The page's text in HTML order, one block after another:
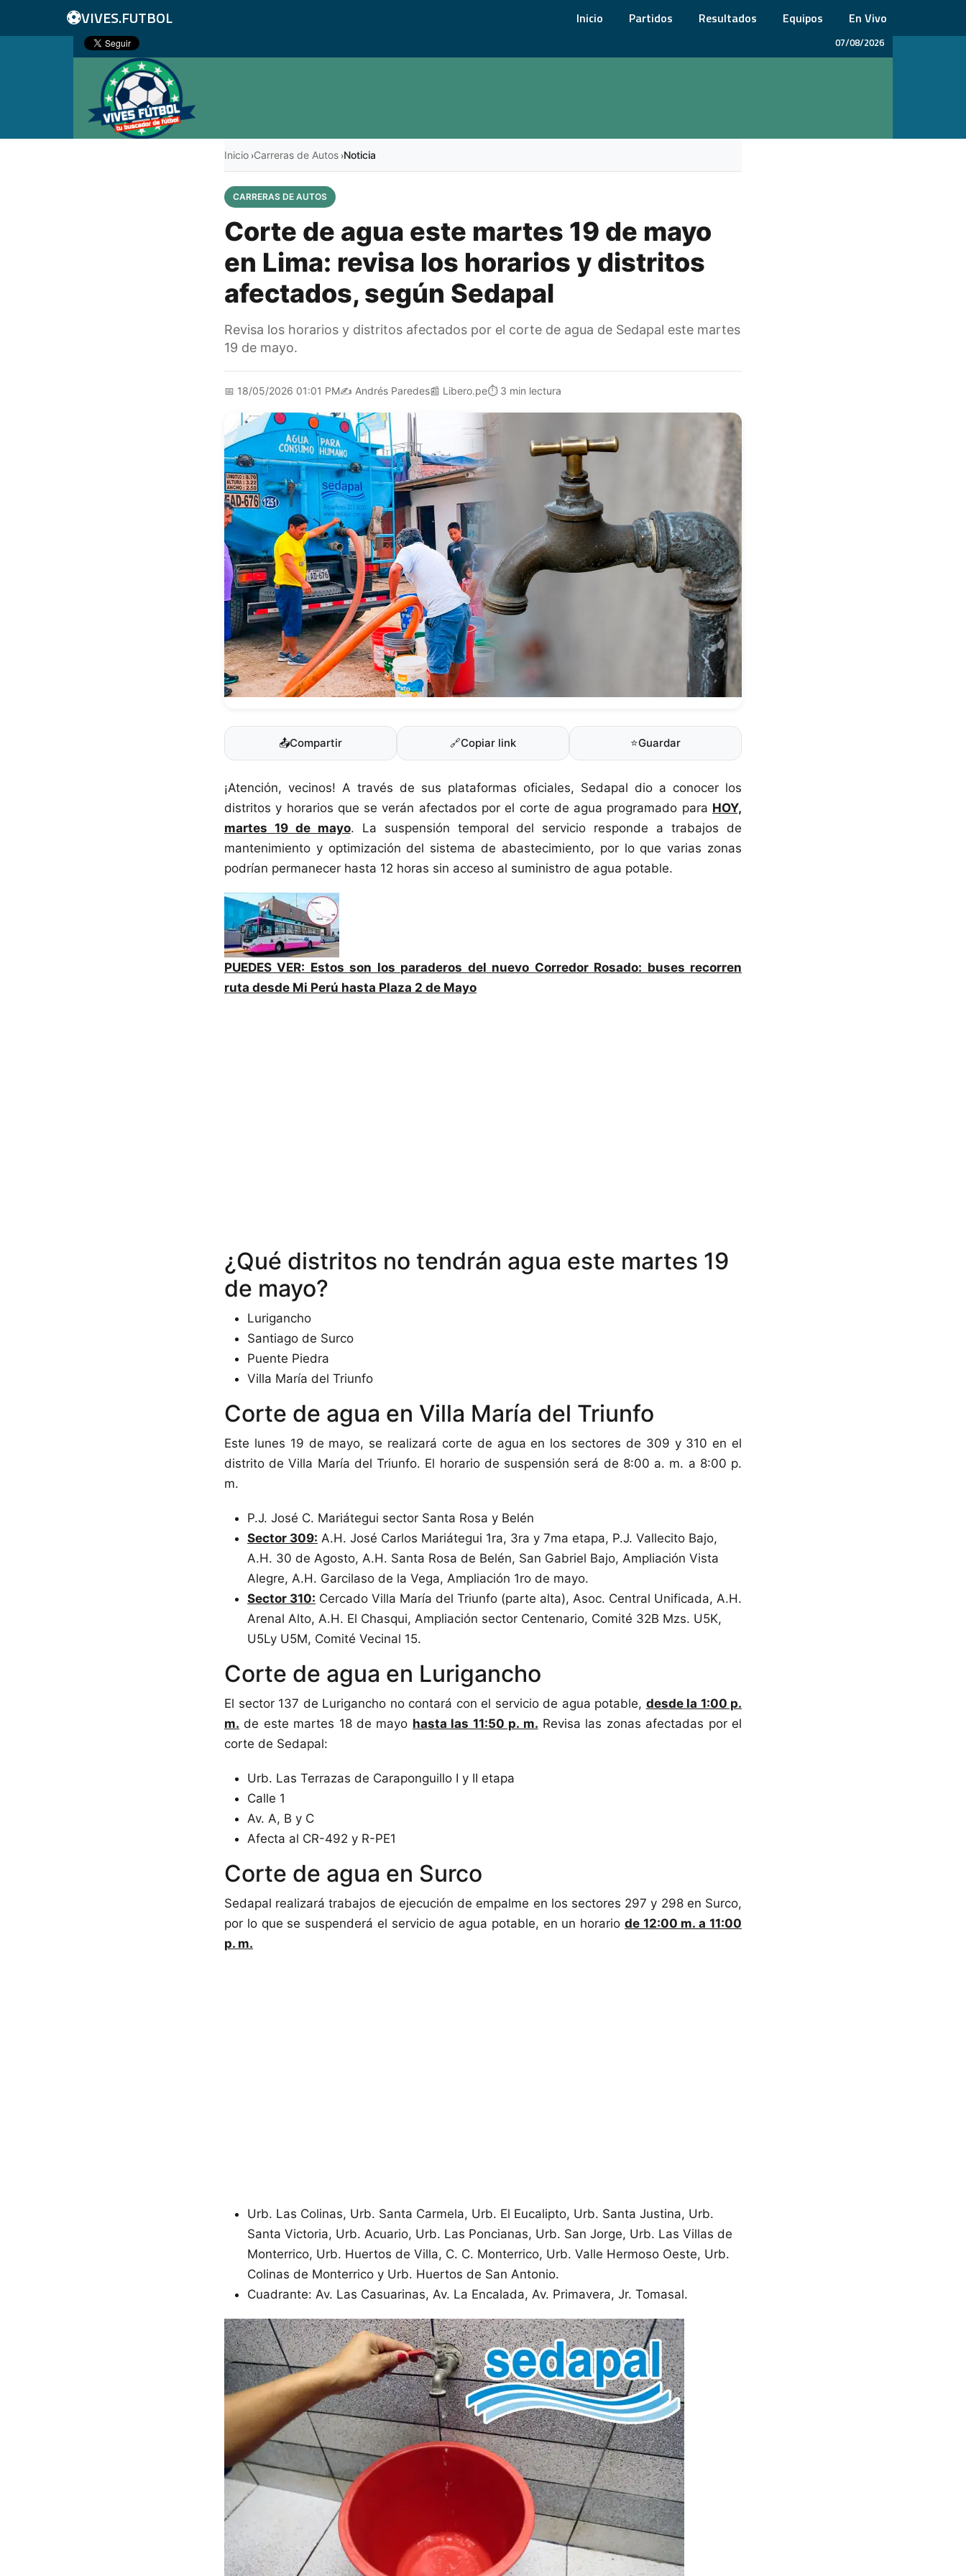
⚽VIVES.FUTBOL Inicio Partidos Resultados Equipos En Vivo
07/08/2026
Inicio ›Carreras de Autos ›Noticia
CARRERAS DE AUTOS
Corte de agua este martes 19 de mayo
en Lima: revisa los horarios y distritos
afectados, según Sedapal
Revisa los horarios y distritos afectados por el corte de agua de Sedapal este martes
19 de mayo.
📅 18/05/2026 01:01 PM✍️ Andrés Paredes📰 Libero.pe⏱️ 3 min lectura
📤Compartir 🔗Copiar link ⭐Guardar
¡Atención, vecinos! A través de sus plataformas oficiales, Sedapal dio a conocer los
distritos y horarios que se verán afectados por el corte de agua programado para HOY,
martes 19 de mayo. La suspensión temporal del servicio responde a trabajos de
mantenimiento y optimización del sistema de abastecimiento, por lo que varias zonas
podrían permanecer hasta 12 horas sin acceso al suministro de agua potable.
PUEDES VER: Estos son los paraderos del nuevo Corredor Rosado: buses recorren
ruta desde Mi Perú hasta Plaza 2 de Mayo
¿Qué distritos no tendrán agua este martes 19
de mayo?
Lurigancho
Santiago de Surco
Puente Piedra
Villa María del Triunfo
Corte de agua en Villa María del Triunfo
Este lunes 19 de mayo, se realizará corte de agua en los sectores de 309 y 310 en el
distrito de Villa María del Triunfo. El horario de suspensión será de 8:00 a. m. a 8:00 p.
m.
P.J. José C. Mariátegui sector Santa Rosa y Belén
Sector 309: A.H. José Carlos Mariátegui 1ra, 3ra y 7ma etapa, P.J. Vallecito Bajo,
A.H. 30 de Agosto, A.H. Santa Rosa de Belén, San Gabriel Bajo, Ampliación Vista
Alegre, A.H. Garcilaso de la Vega, Ampliación 1ro de mayo.
Sector 310: Cercado Villa María del Triunfo (parte alta), Asoc. Central Unificada, A.H.
Arenal Alto, A.H. El Chasqui, Ampliación sector Centenario, Comité 32B Mzs. U5K,
U5Ly U5M, Comité Vecinal 15.
Corte de agua en Lurigancho
El sector 137 de Lurigancho no contará con el servicio de agua potable, desde la 1:00 p.
m. de este martes 18 de mayo hasta las 11:50 p. m. Revisa las zonas afectadas por el
corte de Sedapal:
Urb. Las Terrazas de Caraponguillo I y II etapa
Calle 1
Av. A, B y C
Afecta al CR-492 y R-PE1
Corte de agua en Surco
Sedapal realizará trabajos de ejecución de empalme en los sectores 297 y 298 en Surco,
por lo que se suspenderá el servicio de agua potable, en un horario de 12:00 m. a 11:00
p. m.
Urb. Las Colinas, Urb. Santa Carmela, Urb. El Eucalipto, Urb. Santa Justina, Urb.
Santa Victoria, Urb. Acuario, Urb. Las Poncianas, Urb. San Jorge, Urb. Las Villas de
Monterrico, Urb. Huertos de Villa, C. C. Monterrico, Urb. Valle Hermoso Oeste, Urb.
Colinas de Monterrico y Urb. Huertos de San Antonio.
Cuadrante: Av. Las Casuarinas, Av. La Encalada, Av. Primavera, Jr. Tomasal.